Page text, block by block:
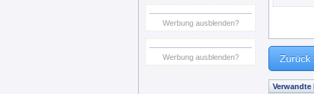
Werbung ausblenden?
Werbung ausblenden? Zurück
Verwandte